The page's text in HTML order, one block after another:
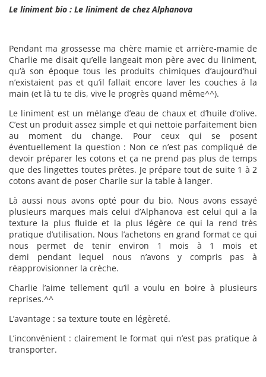
Le liniment bio : Le liniment de chez Alphanova
Pendant ma grossesse ma chère mamie et arrière-mamie de
Charlie me disait qu’elle langeait mon père avec du liniment,
qu’à son époque tous les produits chimiques d’aujourd’hui
n’existaient pas et qu’il fallait encore laver les couches à la
main (et là tu te dis, vive le progrès quand même^^).
Le liniment est un mélange d’eau de chaux et d’huile d’olive.
C’est un produit assez simple et qui nettoie parfaitement bien
au moment du change. Pour ceux qui se posent
éventuellement la question : Non ce n’est pas compliqué de
devoir préparer les cotons et ça ne prend pas plus de temps
que des lingettes toutes prêtes. Je prépare tout de suite 1 à 2
cotons avant de poser Charlie sur la table à langer.
Là aussi nous avons opté pour du bio. Nous avons essayé
plusieurs marques mais celui d’Alphanova est celui qui a la
texture la plus fluide et la plus légère ce qui la rend très
pratique d’utilisation. Nous l’achetons en grand format ce qui
nous permet de tenir environ 1 mois à 1 mois et
demi pendant lequel nous n’avons y compris pas à
réapprovisionner la crèche.
Charlie l’aime tellement qu’il a voulu en boire à plusieurs
reprises.^^
L’avantage : sa texture toute en légèreté.
L’inconvénient : clairement le format qui n’est pas pratique à
transporter.